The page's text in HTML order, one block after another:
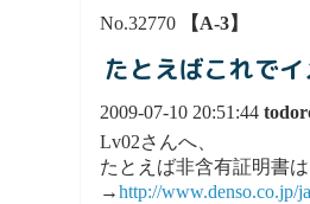
No.32770 【A-3】
たとえばこれで
2009-07-10 20:51:44
Lv02さんへ、
たとえば非含有証明書
→http://www.denso.co.jp/